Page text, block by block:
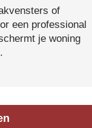
of
een professional
je woning